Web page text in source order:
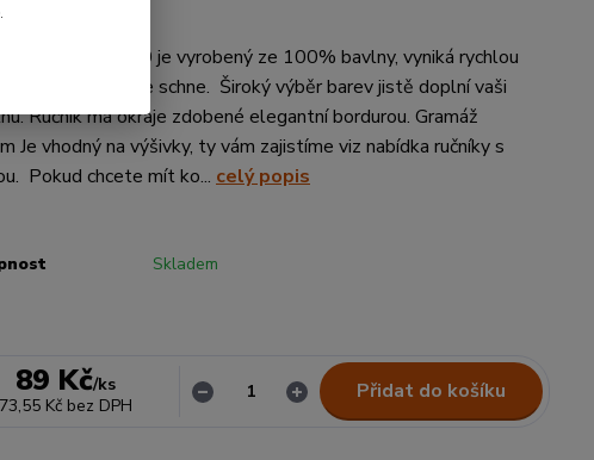
Standard 50x100 je vyrobený ze 100% bavlny, vyniká rychlou
vlkhosti a rychle schne. Široký výběr barev jistě doplní vaši
Ručník má okraje zdobené elegantní bordurou. Gramáž
Je vhodný na výšivky, ty vám zajistíme viz nabídka ručníky s
Pokud chcete mít ko... celý popis
Skladem
89 Kč/ks
73,55 Kč bez DPH
Přidat do košíku